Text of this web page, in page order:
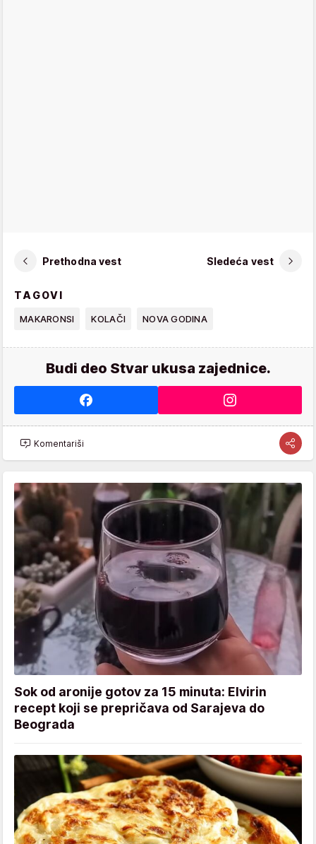
Prethodna vest Sledeća vest
TAGOVI
MAKARONSI KOLAČI NOVA GODINA
Budi deo Stvar ukusa zajednice.
Komentariši
Sok od aronije gotov za 15 minuta: Elvirin
recept koji se prepričava od Sarajeva do
Beograda